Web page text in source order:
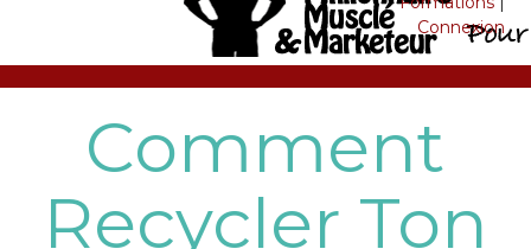
Connexion
Comment
Recycler Ton